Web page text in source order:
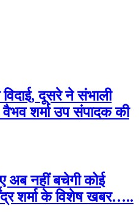
दूसरे ने संभाली
शर्मा उप संपादक की
अब नहीं बचेगी कोई
शर्मा के विशेष खबर…..